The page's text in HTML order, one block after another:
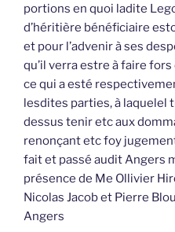
portions en quoi ladite
d’héritière bénéficiaire
et pour l’advenir à ses
qu’il verra estre à faire
ce qui a esté
lesdites parties, à laquelel
dessus tenir etc aux
renonçant etc foy
fait et passé audit Angers
présence de Me Ollivier
Nicolas Jacob et Pierre
Angers